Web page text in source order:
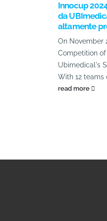
Innocup
da
altamente
On November
Competition
Ubimedical's
With 12 teams
read more